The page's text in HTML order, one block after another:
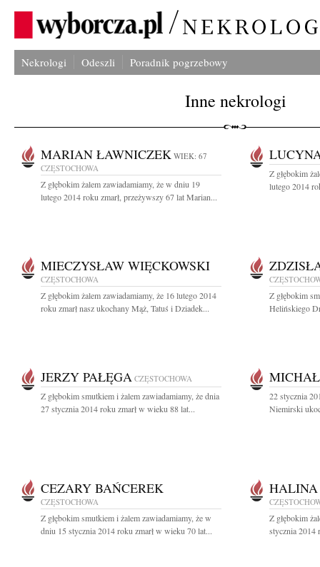
Nekrologi Odeszli Poradnik pogrzebowy
Inne nekrologi
MARIAN ŁAWNICZEK WIEK: 67
CZĘSTOCHOWA
Z głębokim żalem zawiadamiamy, że w dniu 19
lutego 2014 roku zmarł, przeżywszy 67 lat Marian...
Z głębokim
lutego 2014
MIECZYSŁAW WIĘCKOWSKI
CZĘSTOCHOWA
Z głębokim żalem zawiadamiamy, że 16 lutego 2014
roku zmarł nasz ukochany Mąż, Tatuś i Dziadek...
Z głębokim
Helińskiego
JERZY PAŁĘGA CZĘSTOCHOWA
Z głębokim smutkiem i żalem zawiadamiamy, że dnia
27 stycznia 2014 roku zmarł w wieku 88 lat...
22 stycznia
Niemirski
CEZARY BAŃCEREK
CZĘSTOCHOWA
Z głębokim smutkiem i żalem zawiadamiamy, że w
dniu 15 stycznia 2014 roku zmarł w wieku 70 lat...
Z głębokim
stycznia 2014